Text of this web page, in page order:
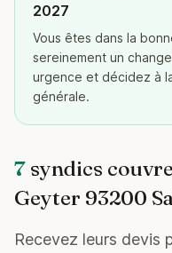
2027
Vous êtes dans la
sereinement un
urgence et décidez à
générale.
7 syndics
Geyter 93200
Recevez leurs devis